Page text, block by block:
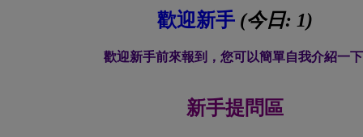
歡迎新手 (今日: 1)
歡迎新手前來報到，您可以簡單自我介紹一
新手提問區